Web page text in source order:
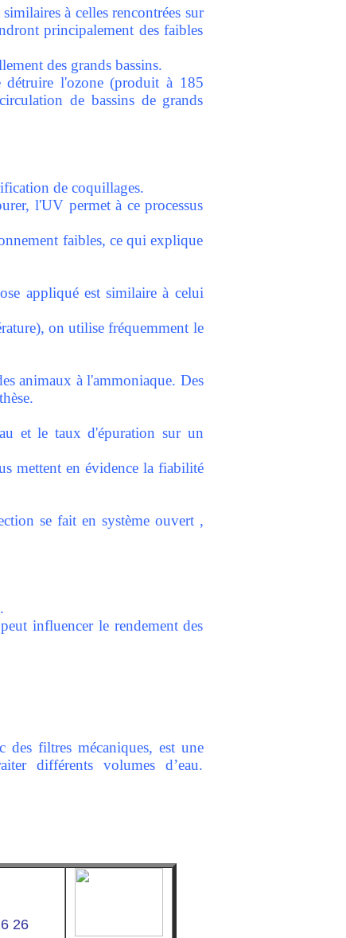
à celles rencontrées sur
principalement des faibles
des grands bassins.
l'ozone (produit à 185
de bassins de grands
de coquillages.
l'UV permet à ce processus
faibles, ce qui explique
appliqué est similaire à celui
on utilise fréquemment le
animaux à l'ammoniaque. Des
et le taux d'épuration sur un
mettent en évidence la fiabilité
se fait en système ouvert ,
influencer le rendement des
des filtres mécaniques, est une
différents volumes d’eau.
26